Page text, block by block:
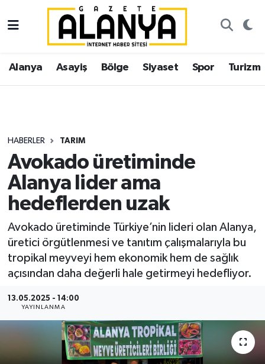
Alanya Asayiş Bölge Siyaset Spor Turizm
HABERLER TARIM
Avokado üretiminde
Alanya lider ama
hedeflerden uzak
Avokado üretiminde Türkiye’nin lideri olan Alanya,
üretici örgütlenmesi ve tanıtım çalışmalarıyla bu
tropikal meyveyi hem ekonomik hem de sağlık
açısından daha değerli hale getirmeyi hedefliyor.
13.05.2025 - 14:00
YAYINLANMA
Alanya
Asayiş
Siyaset
Spor
Turizm
Ekonomi
Gazipaşa
İstanbul Nöbetçi Eczaneler
İstanbul Hava Durumu
Süper Lig Puan Durumu ve Fikstür
Tüm Manşetler
Son Dakika Haberleri
Haber Arşivi